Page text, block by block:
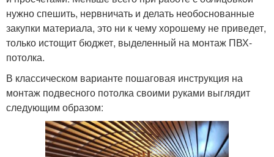
нужно спешить, нервничать и делать необоснованные
закупки материала, это ни к чему хорошему не приведет,
только истощит бюджет, выделенный на монтаж ПВХ-
потолка.
В классическом варианте пошаговая инструкция на
монтаж подвесного потолка своими руками выглядит
следующим образом: